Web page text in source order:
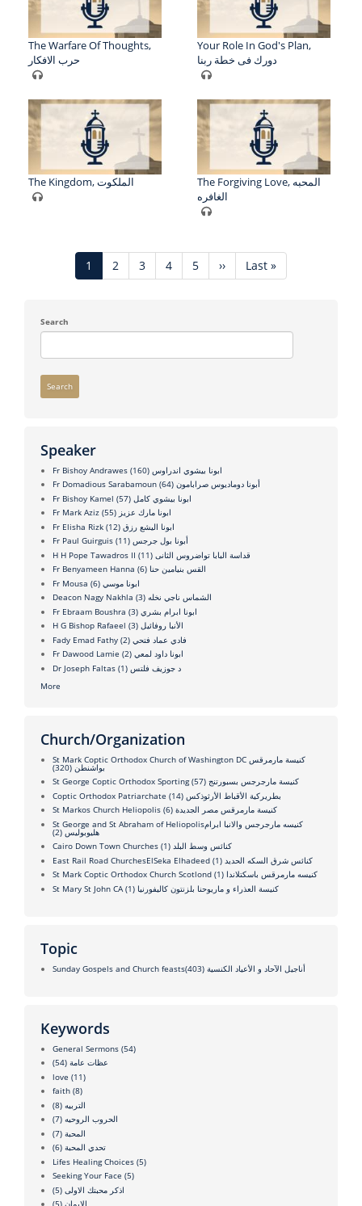
The Warfare Of Thoughts,
حرب الافكار
Your Role In God's Plan,
دورك فى خطة ربنا
The Kingdom, الملكوت
The Forgiving Love, المحبه
الغافره
Current
page
1 Page
2 Page
3 Page
4 Page
5
Next
page
››
Last
page
Last »
Search
Search
Speaker
Fr Bishoy Andrawes ابونا بيشوي اندراوس (160)
Fr Domadious Sarabamoun أبونا دوماديوس صرابامون (64)
Fr Bishoy Kamel ابونا بيشوي كامل (57)
Fr Mark Aziz ابونا مارك عزيز (55)
Fr Elisha Rizk ابونا اليشع رزق (12)
Fr Paul Guirguis أبونا بول جرجس (11)
H H Pope Tawadros II قداسة البابا تواضروس الثانى (11)
Fr Benyameen Hanna القس بنيامين حنا (6)
Fr Mousa ابونا موسي (6)
Deacon Nagy Nakhla الشماس ناجي نخله (3)
Fr Ebraam Boushra ابونا ابرام بشري (3)
H G Bishop Rafaeel الأنبا روفائيل (3)
Fady Emad Fathy فادي عماد فتحي (2)
Fr Dawood Lamie ابونا داود لمعي (2)
Dr Joseph Faltas د جوزيف فلتس (1)
More
Church/Organization
St Mark Coptic Orthodox Church of Washington DC كنيسة مارمرقس
بواشنطن (320)
St George Coptic Orthodox Sporting كنيسة مارجرجس بسبورتنج (57)
Coptic Orthodox Patriarchate بطريركية الأقباط الأرثوذكس (14)
St Markos Church Heliopolis كنيسة مارمرقس مصر الجديدة (6)
St George and St Abraham of Heliopolisكنيسه مارجرجس والانبا ابرام
هليوبوليس (2)
Cairo Down Town Churches كنائس وسط البلد (1)
East Rail Road ChurchesElSeka Elhadeed كنائس شرق السكه الحديد (1)
St Mark Coptic Orthodox Church Scotlond كنيسه مارمرقس باسكتلاندا (1)
St Mary St John CA كنيسة العذراء و ماريوحنا بلزنتون كاليفورنيا (1)
Topic
Sunday Gospels and Church feastsأناجيل الآحاد و الأعياد الكنسية (403)
Keywords
General Sermons (54)
عظات عامة (54)
love (11)
faith (8)
التربيه (8)
الحروب الروحيه (7)
المحبة (7)
تحدي المحبة (6)
Lifes Healing Choices (5)
Seeking Your Face (5)
اذكر محبتك الاولى (5)
الايمان (5)